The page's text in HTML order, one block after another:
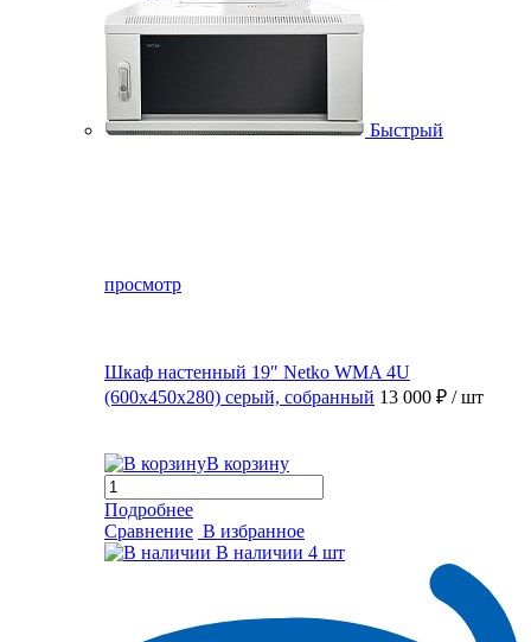
Быстрый
просмотр
Шкаф настенный 19″ Netko WMA 4U
(600x450x280) серый, собранный 13 000 ₽ / шт
В корзину
Подробнее
Сравнение В избранное
В наличии 4 шт